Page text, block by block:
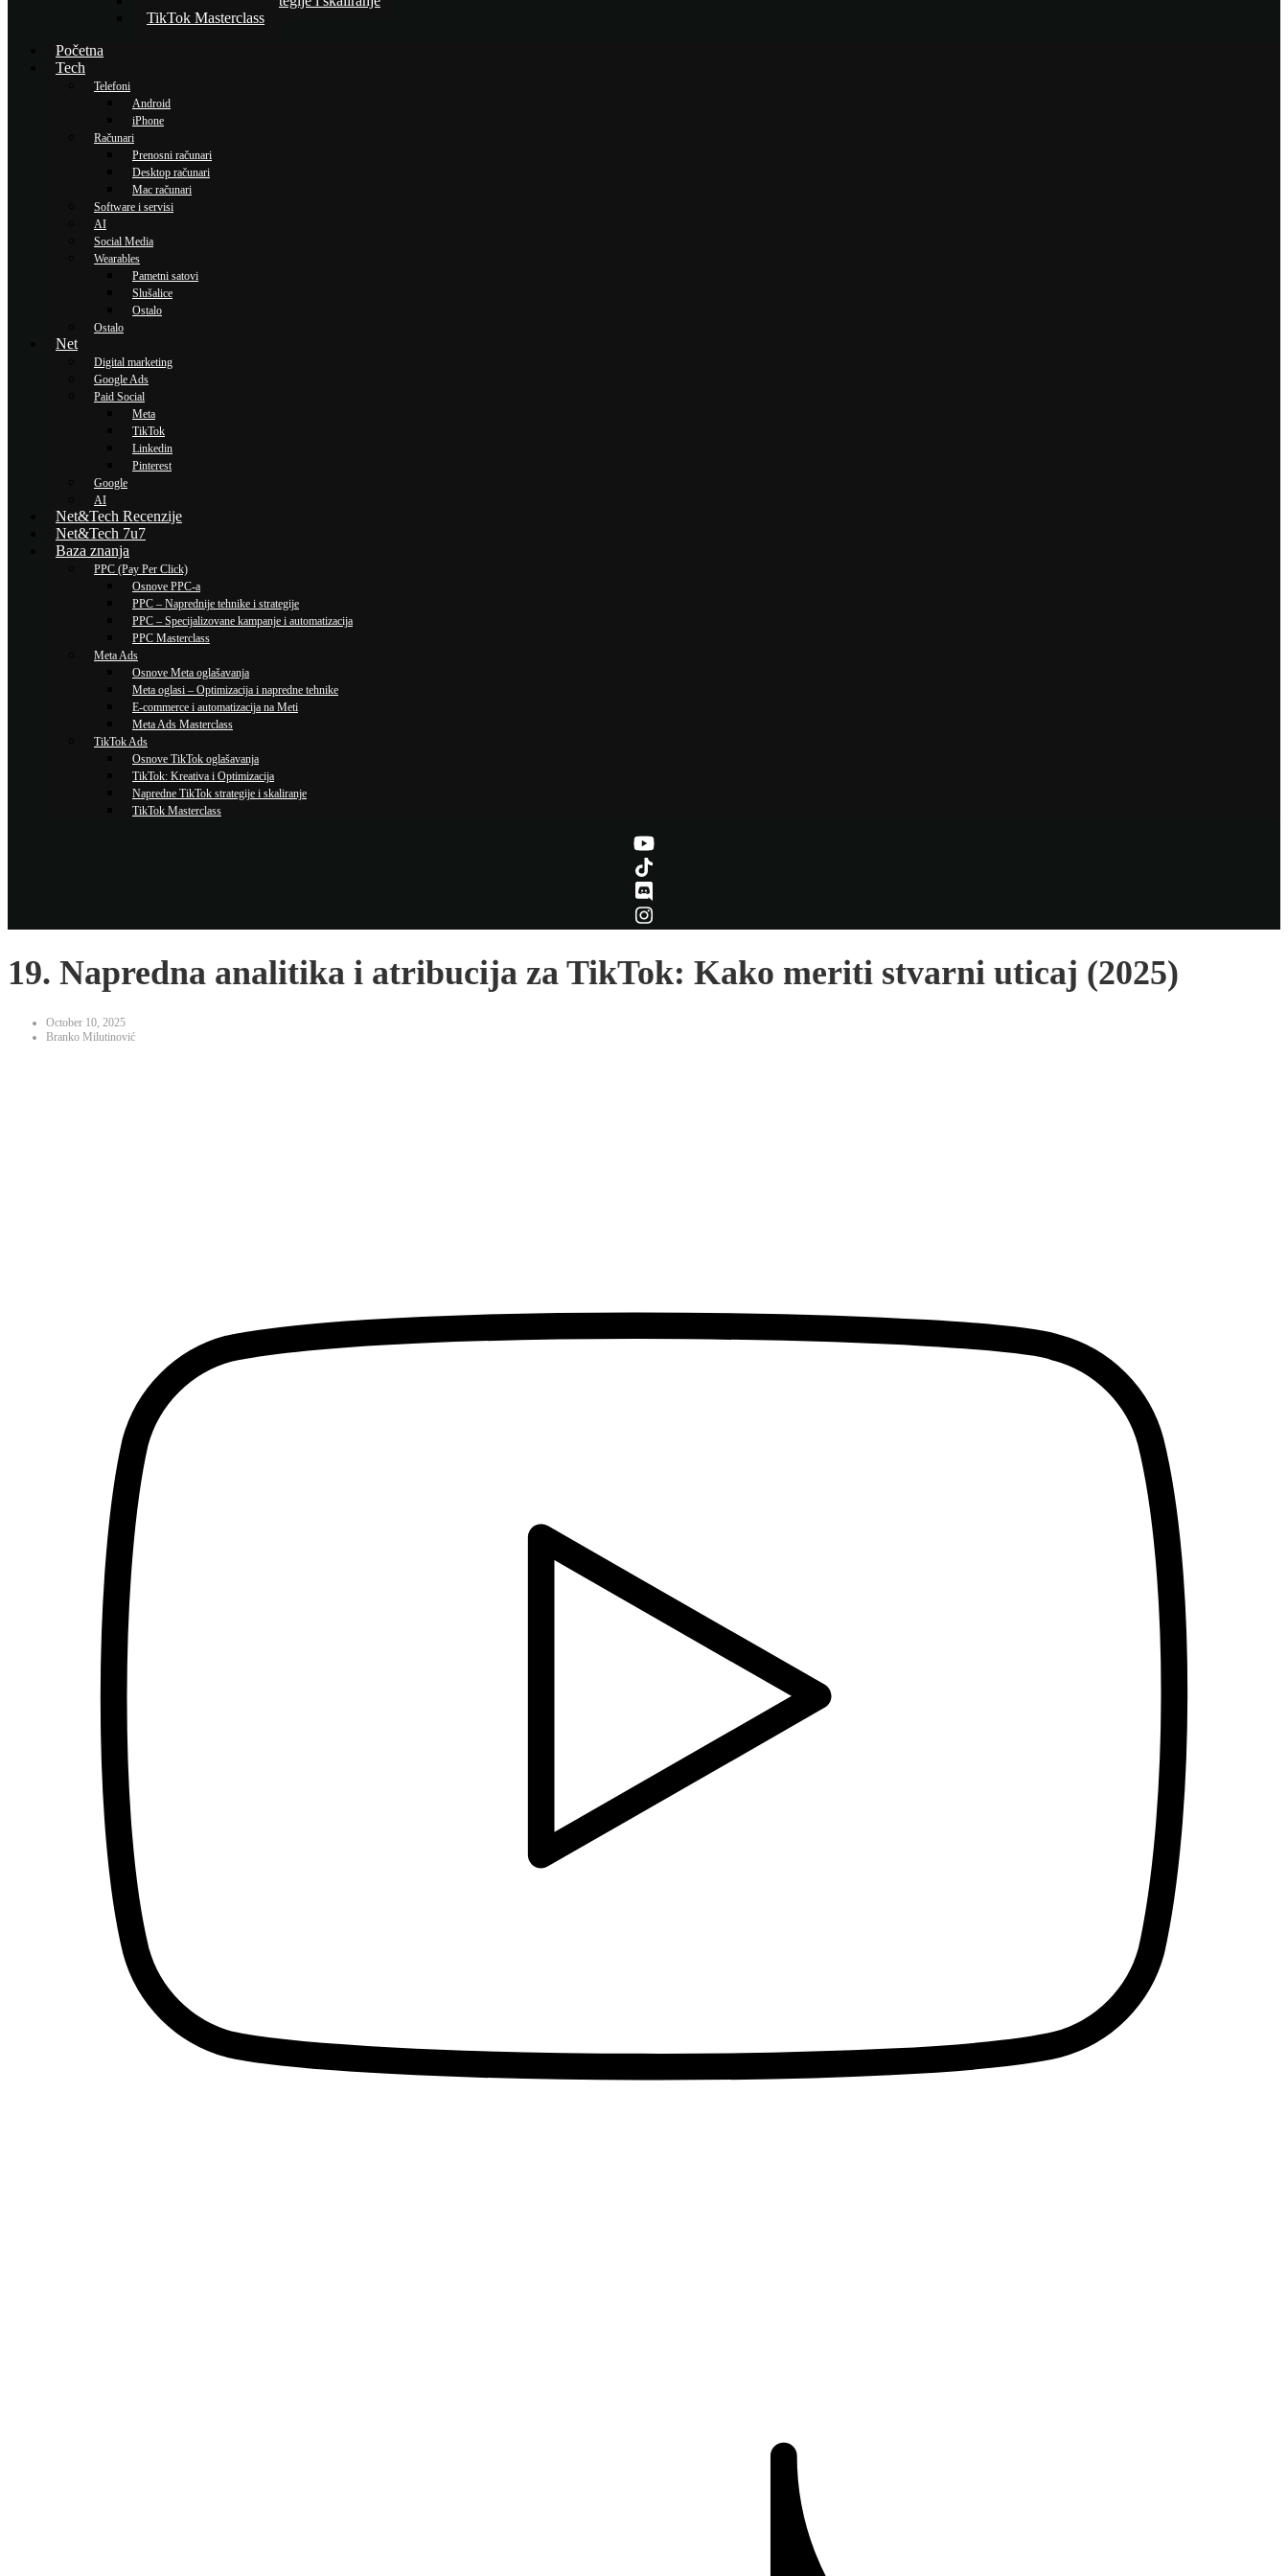
TikTok Masterclass
Početna
Tech
Telefoni
Android
iPhone
Računari
Prenosni računari
Desktop računari
Mac računari
Software i servisi
AI
Social Media
Wearables
Pametni satovi
Slušalice
Ostalo
Ostalo
Net
Digital marketing
Google Ads
Paid Social
Meta
TikTok
Linkedin
Pinterest
Google
AI
Net&Tech Recenzije
Net&Tech 7u7
Baza znanja
PPC (Pay Per Click)
Osnove PPC-a
PPC – Naprednije tehnike i strategije
PPC – Specijalizovane kampanje i automatizacija
PPC Masterclass
Meta Ads
Osnove Meta oglašavanja
Meta oglasi – Optimizacija i napredne tehnike
E-commerce i automatizacija na Meti
Meta Ads Masterclass
TikTok Ads
Osnove TikTok oglašavanja
TikTok: Kreativa i Optimizacija
Napredne TikTok strategije i skaliranje
TikTok Masterclass
19. Napredna analitika i atribucija za TikTok: Kako meriti stvarni uticaj (2025)
October 10, 2025
Branko Milutinović